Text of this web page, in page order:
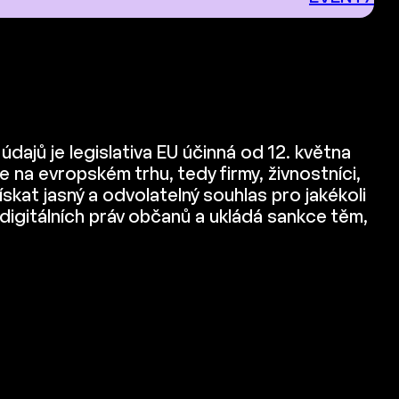
je legislativa EU účinná od 12. května
na evropském trhu, tedy firmy, živnostníci,
jasný a odvolatelný souhlas pro jakékoli
práv občanů a ukládá sankce těm,